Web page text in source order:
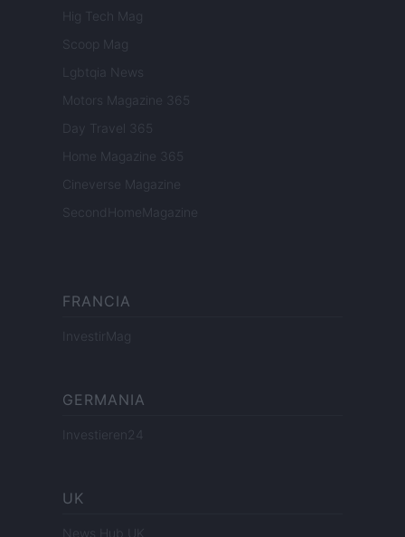
Hig Tech Mag
Scoop Mag
Lgbtqia News
Motors Magazine 365
Day Travel 365
Home Magazine 365
Cineverse Magazine
SecondHomeMagazine
FRANCIA
InvestirMag
GERMANIA
Investieren24
UK
News Hub UK